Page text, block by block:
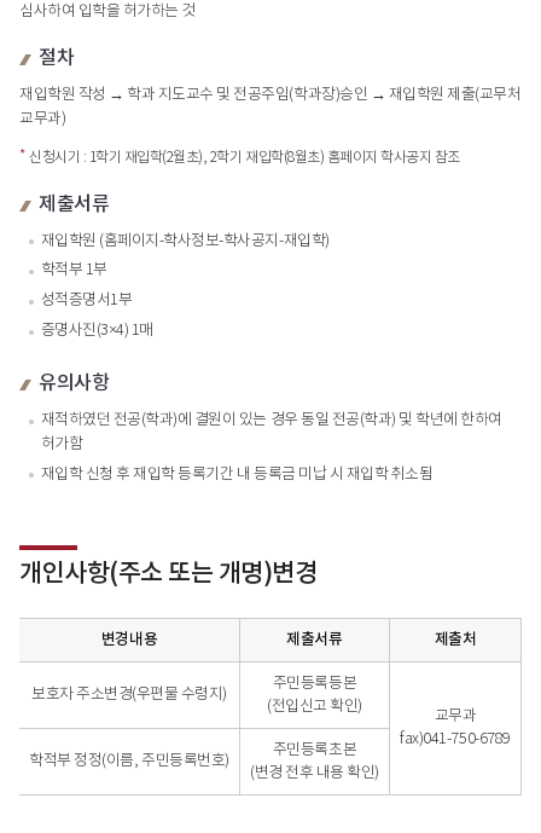
심사하여 입학을 허가하는 것
절차
재입학원 작성 → 학과 지도교수 및 전공주임(학과장)승인 → 재입학원 제출(교무처
교무과)
* 신청시기 : 1학기 재입학(2월초), 2학기 재입학(8월초) 홈페이지 학사공지 참조
제출서류
재입학원 (홈페이지-학사정보-학사공지-재입학)
학적부 1부
성적증명서1부
증명사진(3×4) 1매
유의사항
재적하였던 전공(학과)에 결원이 있는 경우 동일 전공(학과) 및 학년에 한하여
허가함
재입학 신청 후 재입학 등록기간 내 등록금 미납 시 재입학 취소됨
개인사항(주소 또는 개명)변경
개인사항(주소 또는 개명)변경 - 변경내용, 제출서류, 제출처, 처리기간, 비고
변경내용 제출서류 제출처
보호자 주소변경(우편물 수령지)
주민등록등본
(전입신고 확인)
교무과
fax)041-750-6789
학적부 정정(이름, 주민등록번호)
주민등록초본
(변경 전후 내용 확인)